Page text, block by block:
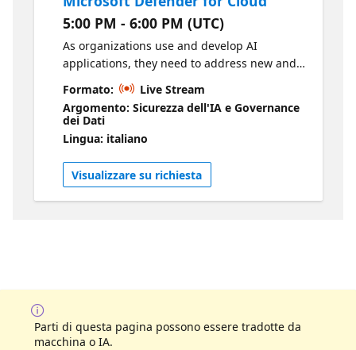
5:00 PM - 6:00 PM (UTC)
As organizations use and develop AI
applications, they need to address new and
amplified security risks. Prepare your
environment for secure AI adoption to
safeguard your data and identify threats to
your AI. During this series, you will learn
Defender for Cloud work to secure and
govern your generative AI. Follow along with
the content: Configure and manage threat
Formato:
Live Stream
Argomento: Sicurezza dell'IA e Governance
dei Dati
Lingua: italiano
Visualizzare su richiesta
Parti di questa pagina possono essere tradotte da
macchina o IA.